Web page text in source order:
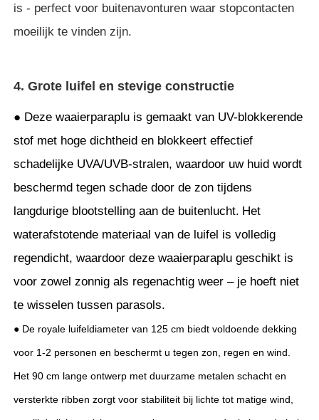
is - perfect voor buitenavonturen waar stopcontacten
moeilijk te vinden zijn.
4. Grote luifel en stevige constructie
● Deze waaierparaplu is gemaakt van UV-blokkerende
stof met hoge dichtheid en blokkeert effectief
schadelijke UVA/UVB-stralen, waardoor uw huid wordt
beschermd tegen schade door de zon tijdens
langdurige blootstelling aan de buitenlucht. Het
waterafstotende materiaal van de luifel is volledig
regendicht, waardoor deze waaierparaplu geschikt is
voor zowel zonnig als regenachtig weer – je hoeft niet
te wisselen tussen parasols.
● De royale luifeldiameter van 125 cm biedt voldoende dekking
voor 1-2 personen en beschermt u tegen zon, regen en wind.
Het 90 cm lange ontwerp met duurzame metalen schacht en
versterkte ribben zorgt voor stabiliteit bij lichte tot matige wind,